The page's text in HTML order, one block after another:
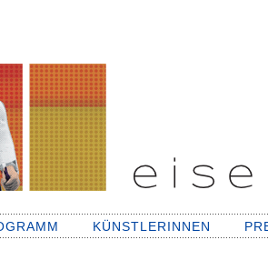
KÜNSTLERINNEN